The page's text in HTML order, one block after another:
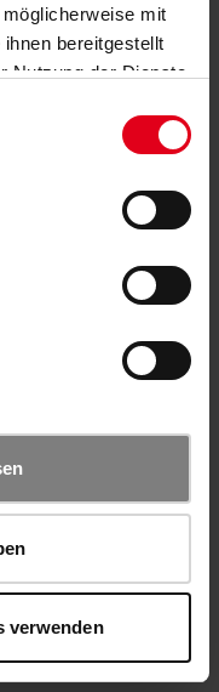
mit
bereitgestellt
Nutzung der Dienste
verwenden